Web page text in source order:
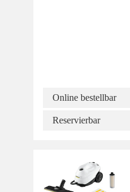
Online bestellbar
Reservierbar